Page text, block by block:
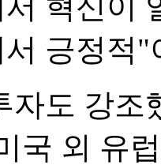
긍정적
자도 강조
국 외 유